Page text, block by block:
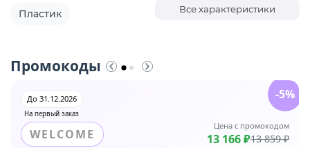
Пластик Все характеристики
Промокоды
На первый заказ
До 31.12.2026
WELCOME
Цена с промокодом
13 166 ₽13 859 ₽
-5%